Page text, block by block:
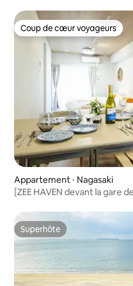
Coup de cœur voyageurs
Coup de cœur voyageurs
Appartement ⋅ Nagasaki
[ZEE HAVEN devant la gare
de la gare de Nagasaki | Prix
Superhôte
Superhôte